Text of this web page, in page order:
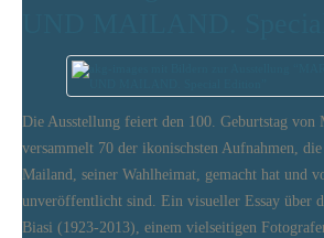
Die Ausstellung feiert den 100. Geburtstag von
versammelt 70 der ikonischsten Aufnahmen,
Mailand, seiner Wahlheimat, gemacht hat und
unveröffentlicht sind. Ein visueller Essay über
Biasi (1923-2013), einem vielseitigen